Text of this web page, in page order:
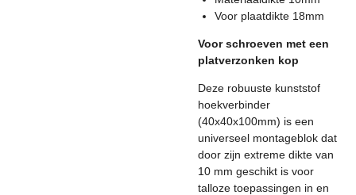
Voor plaatdikte 18mm
Voor schroeven met een
platverzonken kop
Deze robuuste kunststof
hoekverbinder
(40x40x100mm) is een
universeel montageblok dat
door zijn extreme dikte van
10 mm geschikt is voor
talloze toepassingen in en